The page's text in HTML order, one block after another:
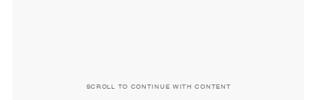
SCROLL TO CONTINUE WITH CONTENT